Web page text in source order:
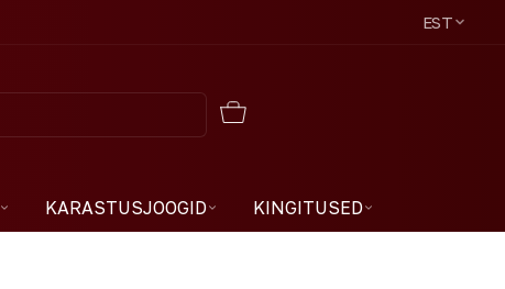
EST
KARASTUSJOOGID KINGITUSED